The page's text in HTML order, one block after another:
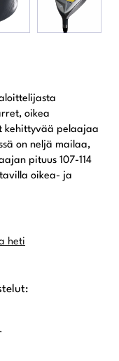
oikea
kehittyvää pelaajaa
on neljä mailaa,
pituus 107-114
oikea- ja
heti